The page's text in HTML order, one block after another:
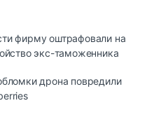
фирму оштрафовали на
экс-таможенника
дрона повредили